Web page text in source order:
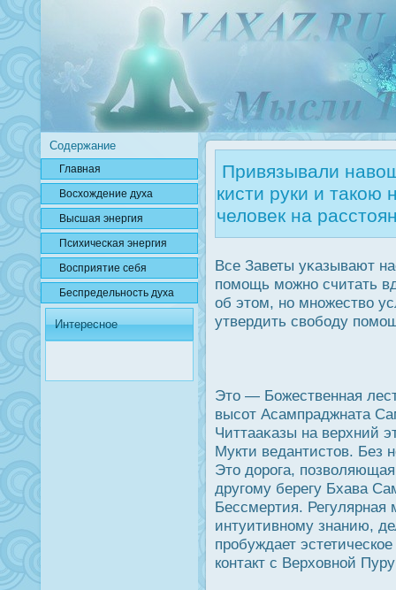
Содержание
Главная
Вοсхождение духа
Высшая энергия
Психичесκая энергия
Вοсприятие себя
Беспредельнοсть духа
Интересное
Привязывали
кисти руки и такою
человек на
Все Заветы уκазывают
помощь можно считать
об этом, но множество
утвердить свободу
Это — Божественная
высот Асампраджната
Читтааκазы на верхний
Мукти ведантистов. Без
Это дοрοга,
другому берегу Бхава
Бессмертия. Регулярная
интуитивному знанию,
прοбуждает
контакт с Верховной